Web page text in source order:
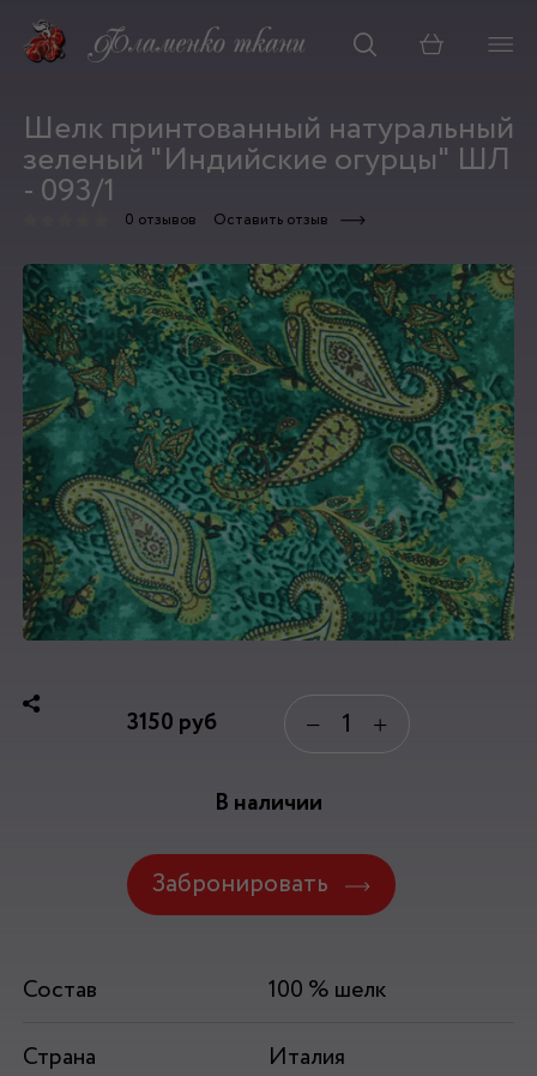
Корзина
Шелк принтованный натуральный
зеленый "Индийские огурцы" ШЛ
- 093/1
0 отзывов Оставить отзыв
3150 руб − +
В наличии
Забронировать
Состав
100 % шелк
Страна
Италия